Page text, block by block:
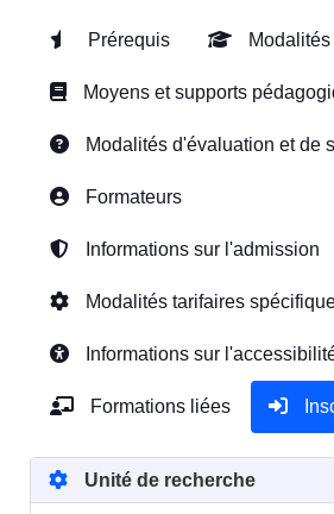
Prérequis
Moyens et supports
Modalités d'évaluation et de
Formateurs
Informations sur l'admission
Modalités tarifaires
Informations sur
Formations liées
Unité de recherche